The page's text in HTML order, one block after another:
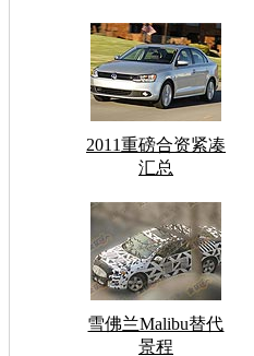
2011重磅合资紧凑
汇总
雪佛兰Malibu替代
景程